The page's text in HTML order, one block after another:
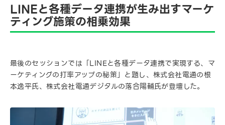
LINEと各種データ連携が生み出すマーケ
ティング施策の相乗効果
最後のセッションでは「LINEと各種データ連携で実現する、マ
ーケティングの打率アップの秘策」と題し、株式会社電通の根
本逸平氏、株式会社電通デジタルの落合陽輔氏が登壇した。